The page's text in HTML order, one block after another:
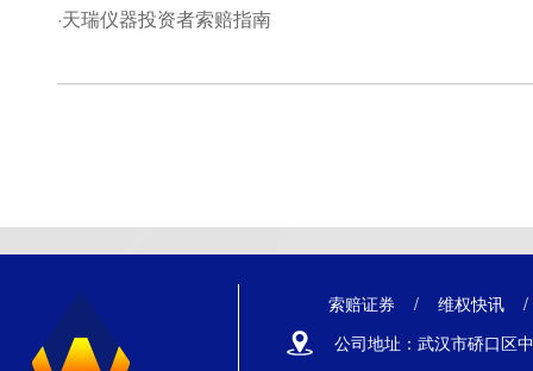
·天瑞仪器投资者索赔指南
索赔证券 / 维权快讯
公司地址：武汉市硚口区